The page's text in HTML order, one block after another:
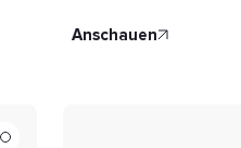
anschauen